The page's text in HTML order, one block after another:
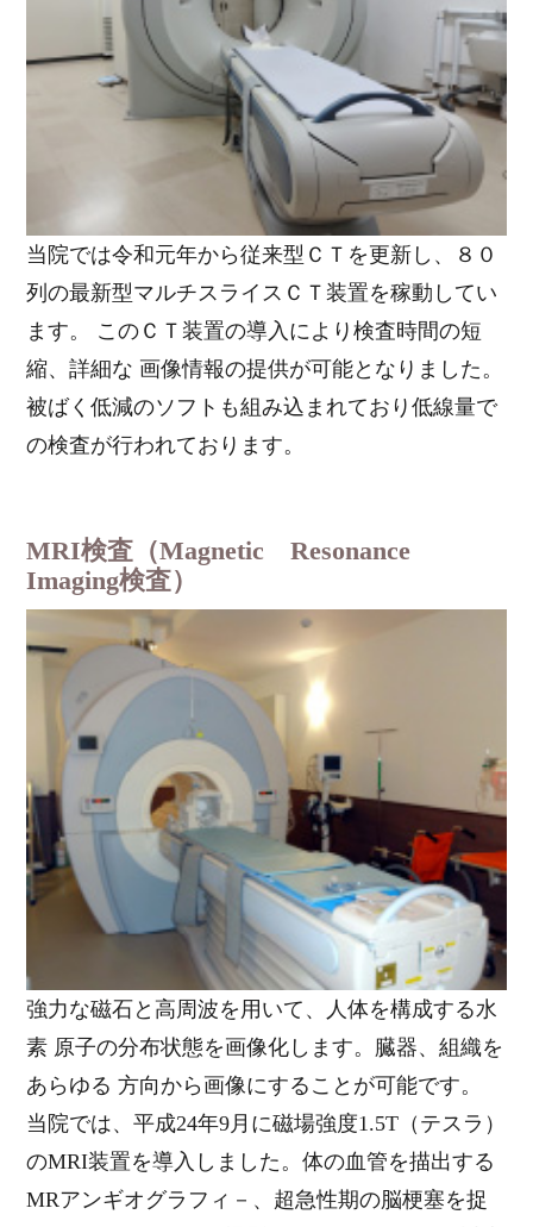
当院では令和元年から従来型ＣＴを更新し、８０
列の最新型マルチスライスＣＴ装置を稼動してい
ます。 このＣＴ装置の導入により検査時間の短
縮、詳細な 画像情報の提供が可能となりました。
被ばく低減のソフトも組み込まれており低線量で
の検査が行われております。
MRI検査（Magnetic Resonance
Imaging検査）
強力な磁石と高周波を用いて、人体を構成する水
素 原子の分布状態を画像化します。臓器、組織を
あらゆる 方向から画像にすることが可能です。
当院では、平成24年9月に磁場強度1.5T（テスラ）
のMRI装置を導入しました。体の血管を描出する
MRアンギオグラフィ－、超急性期の脳梗塞を捉